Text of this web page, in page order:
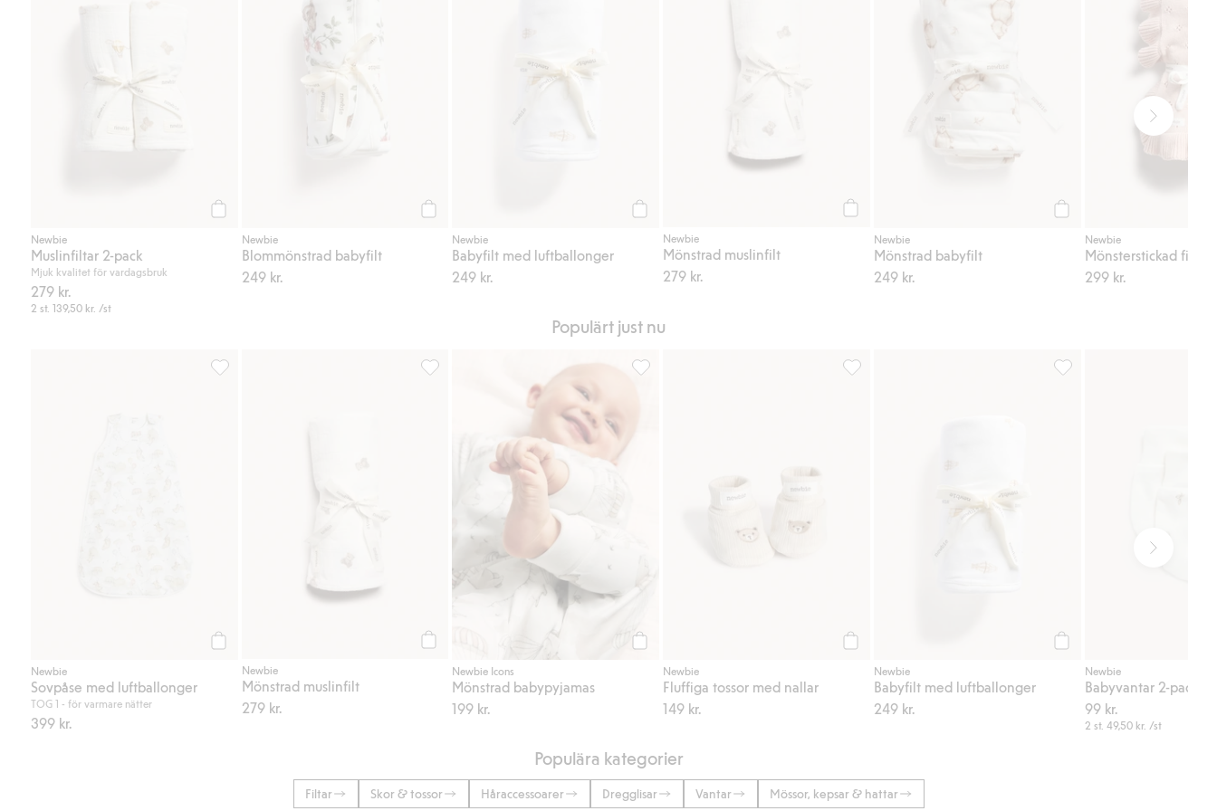
Newbie
Muslinfiltar 2-pack
Mjuk kvalitet för vardagsbruk
279 kr.
2 st. 139,50 kr. /st
Newbie
Blommönstrad babyfilt
249 kr.
Newbie
Babyfilt med luftballonger
249 kr.
Newbie
Mönstrad muslinfilt
279 kr.
Newbie
Mönstrad babyfilt
249 kr.
Newbie
Mönsterstickad filt
299 kr.
Populärt just nu
Newbie
Sovpåse med luftballonger
TOG 1 - för varmare nätter
399 kr.
Newbie
Mönstrad muslinfilt
279 kr.
Mönstrad muslinfilt, Lägg till i favoriter
Newbie Icons
Mönstrad babypyjamas
199 kr.
Newbie
Fluffiga tossor med nallar
149 kr.
Newbie
Babyfilt med luftballonger
249 kr.
Newbie
Babyvantar 2-pack
99 kr.
2 st. 49,50 kr. /st
Populära kategorier
Filtar Skor & tossor Håraccessoarer Dregglisar Vantar Mössor, kepsar & hattar